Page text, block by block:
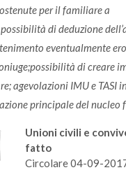
per il familiare a
di deduzione
eventualmente
di creare
agevolazioni IMU e TASI
principale del nucleo
Unioni civili e
fatto
Circolare 04-09-